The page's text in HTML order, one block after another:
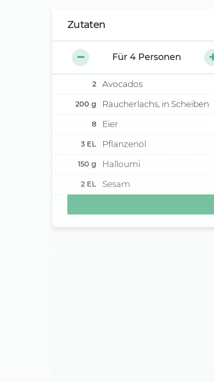
Zutaten
Für 4 Personen
2 Avocados
200 g Räucherlachs, in Scheiben
8 Eier
3 EL Pflanzenöl
150 g Halloumi
2 EL Sesam